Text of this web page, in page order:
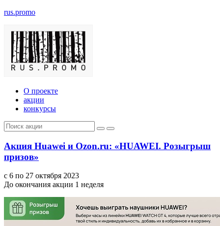
rus.promo
О проекте
акции
конкурсы
Акция Huawei и Ozon.ru: «HUAWEI. Розыгрыш
призов»
с 6 по 27 октября 2023
До окончания акции 1 неделя